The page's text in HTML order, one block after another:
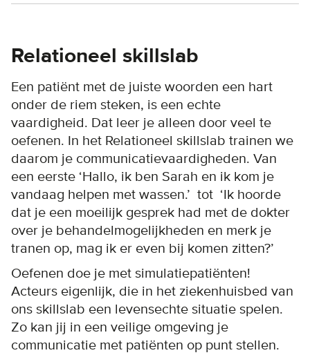
Relationeel skillslab
Een patiënt met de juiste woorden een hart
onder de riem steken, is een echte
vaardigheid. Dat leer je alleen door veel te
oefenen. In het Relationeel skillslab trainen we
daarom je communicatievaardigheden. Van
een eerste ‘Hallo, ik ben Sarah en ik kom je
vandaag helpen met wassen.’ tot ‘Ik hoorde
dat je een moeilijk gesprek had met de dokter
over je behandelmogelijkheden en merk je
tranen op, mag ik er even bij komen zitten?’
Oefenen doe je met simulatiepatiënten!
Acteurs eigenlijk, die in het ziekenhuisbed van
ons skillslab een levensechte situatie spelen.
Zo kan jij in een veilige omgeving je
communicatie met patiënten op punt stellen.